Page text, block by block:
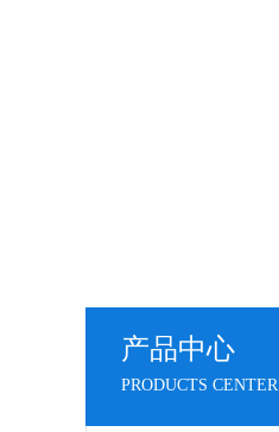
产品中心
PRODUCTS CENTER